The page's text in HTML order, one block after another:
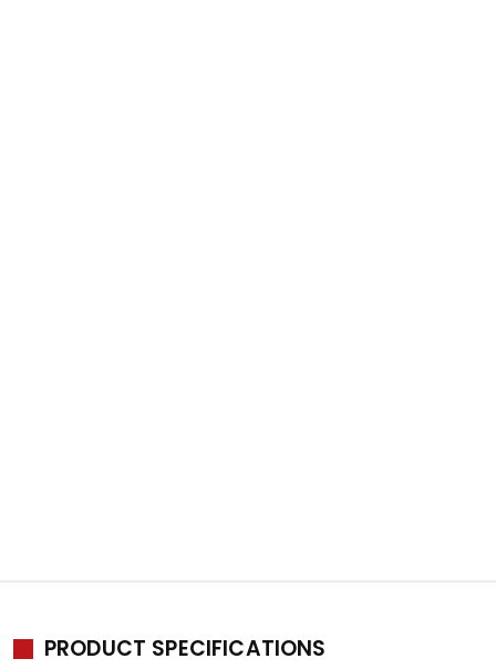
PRODUCT SPECIFICATIONS